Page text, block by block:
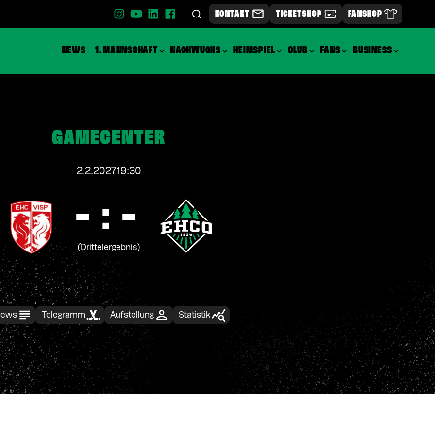
KONTAKT TICKETSHOP FANSHOP
NEWS 1. MANNSCHAFT NACHWUCHS HEIMSPIEL CLUB FANS BUSINESS
GAMECENTER
2.2.202719:30
- : -
(Drittelergebnis)
Telegramm Aufstellung Statistik